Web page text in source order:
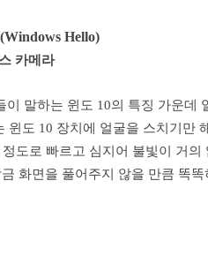
Hello)
카메라
이 말하는 윈도 10의 특징 가운데
윈도 10 장치에 얼굴을 스치기만
도로 빠르고 심지어 불빛이 거
화면을 풀어주지 않을 만큼 똑